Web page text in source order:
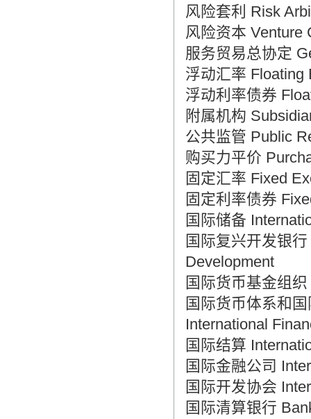
风险套利 Risk
风险资本 Venture
服务贸易总协定
浮动汇率 Floating
浮动利率债券
附属机构
公共监管 Public
购买力平价
固定汇率 Fixed
固定利率债券
国际储备
国际复兴开发银
Development
国际货币基金组
国际货币体系和
International
国际结算
国际金融公司
国际开发协会
国际清算银行